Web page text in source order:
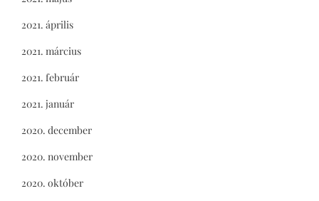
2021. április
2021. március
2021. február
2021. január
2020. december
2020. november
2020. október